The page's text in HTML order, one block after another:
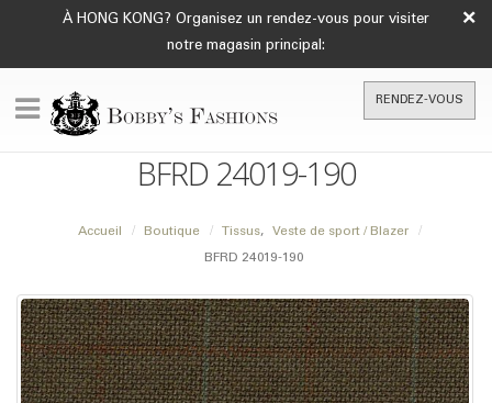
À HONG KONG? Organisez un rendez-vous pour visiter
notre magasin principal:
×
RENDEZ-VOUS
BFRD 24019-190
Accueil Boutique Tissus, Veste de sport / Blazer
BFRD 24019-190